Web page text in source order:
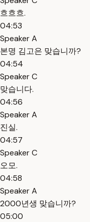
흐흐흐.
04:53
Speaker A
본명 김고은 맞습니까?
04:54
Speaker C
맞습니다.
04:56
Speaker A
진실.
04:57
Speaker C
오모.
04:58
Speaker A
2000년생 맞습니까?
05:00